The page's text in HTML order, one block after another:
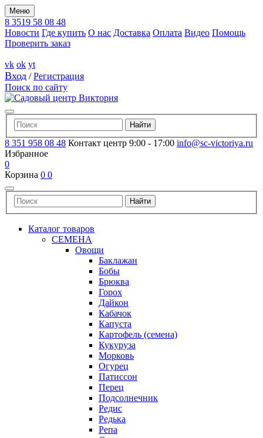
Меню
8 3519 58 08 48
Новости Где купить О нас Доставка Оплата Видео Помощь
Проверить заказ
vk ok yt
Вход /Регистрация
Поиск по сайту
8 351 958 08 48 Контакт центр 9:00 - 17:00 info@sc-victoriya.ru
Избранное
0
Корзина 0 0
Каталог товаров
СЕМЕНА
Овощи
Баклажан
Бобы
Брюква
Горох
Дайкон
Кабачок
Капуста
Картофель (семена)
Кукуруза
Морковь
Огурец
Патиссон
Перец
Подсолнечник
Редис
Редька
Репа